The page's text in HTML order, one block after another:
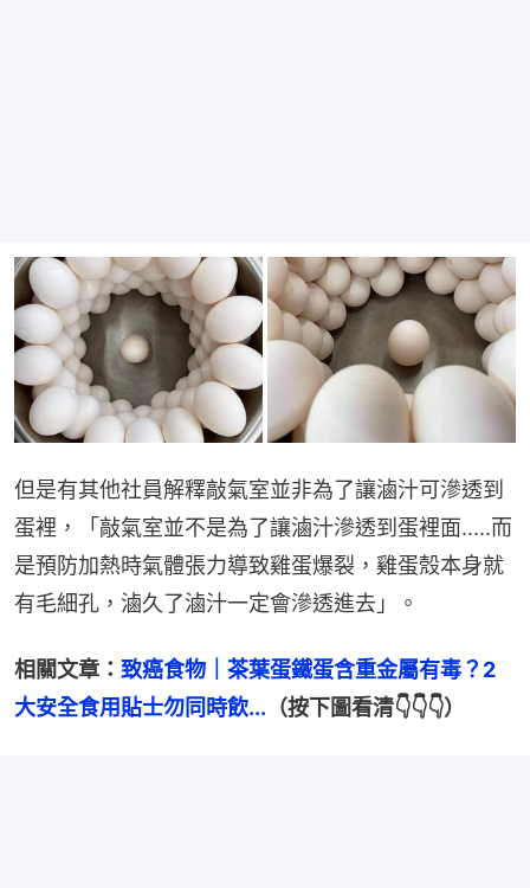
但是有其他社員解釋敲氣室並非為了讓滷汁可滲透到
蛋裡，「敲氣室並不是為了讓滷汁滲透到蛋裡面.....而
是預防加熱時氣體張力導致雞蛋爆裂，雞蛋殼本身就
有毛細孔，滷久了滷汁一定會滲透進去」。
相關文章： 致癌食物｜茶葉蛋鐵蛋含重金屬有毒？2
大安全食用貼士勿同時飲... （按下圖看清👇👇👇）